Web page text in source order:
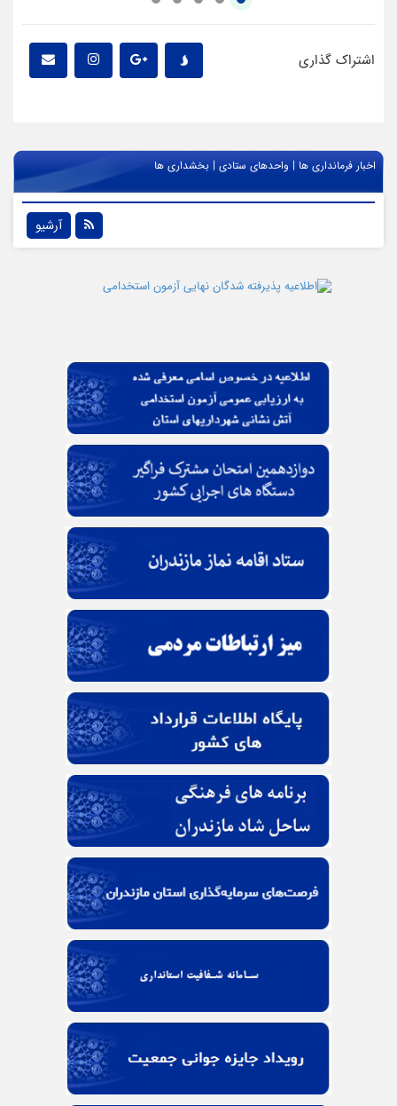
اشتراک گذاری
اخبار فرمانداری ها | واحدهای ستادی | بخشداری ها
آرشیو